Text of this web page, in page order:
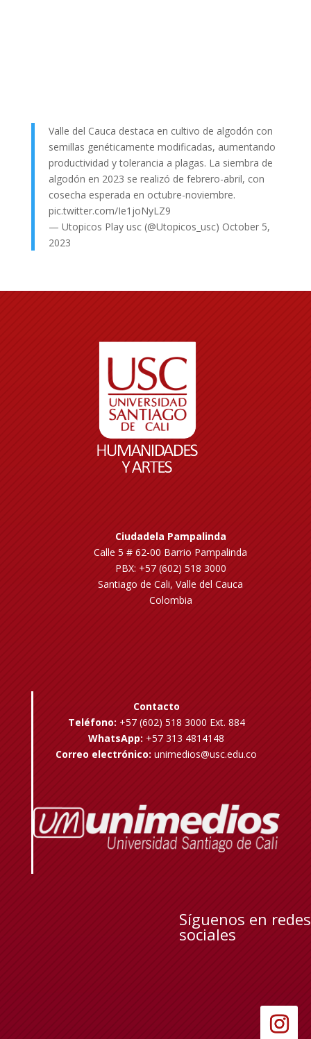
Valle del Cauca destaca en cultivo de algodón con
semillas genéticamente modificadas, aumentando
productividad y tolerancia a plagas. La siembra de
algodón en 2023 se realizó de febrero-abril, con
cosecha esperada en octubre-noviembre.
pic.twitter.com/Ie1joNyLZ9
— Utopicos Play usc (@Utopicos_usc) October 5,
2023
Ciudadela Pampalinda
Calle 5 # 62-00 Barrio Pampalinda
PBX: +57 (602) 518 3000
Santiago de Cali, Valle del Cauca
Colombia
Contacto
Teléfono: +57 (602) 518 3000 Ext. 884
WhatsApp: +57 313 4814148
Correo electrónico: unimedios@usc.edu.co
Síguenos en redes
sociales